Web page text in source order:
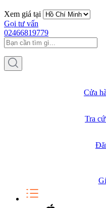
Xem giá tại
Gọi tư vấn
02466819779
Cửa
Tra